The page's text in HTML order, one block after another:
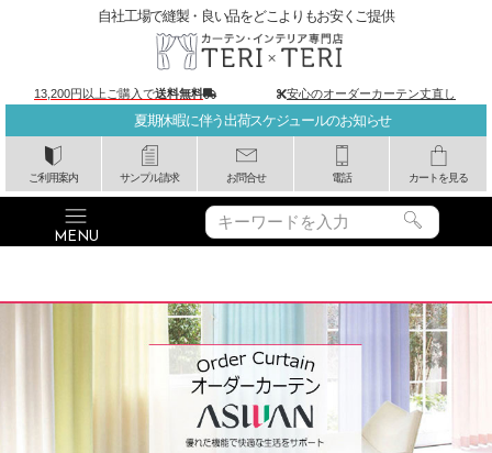
夏期休暇に伴う出荷スケジュールのお知らせ
ご利用案内 サンプル請求 お問合せ 電話 カートを見る
自社工場で縫製・良い品をどこよりもお安くご提供
13,200円以上ご購入で送料無料 安心のオーダーカーテン丈直し